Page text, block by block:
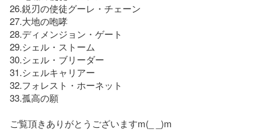
26.鋭刃の使徒グーレ・チェーン
27.大地の咆哮
28.ディメンジョン・ゲート
29.シェル・ストーム
30.シェル・ブリーダー
31.シェルキャリアー
32.フォレスト・ホーネット
33.孤高の願
ご覧頂きありがとうございますm(_ _)m